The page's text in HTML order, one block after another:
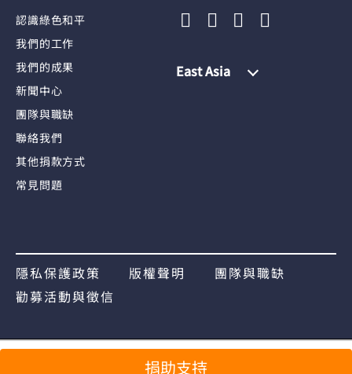
認識綠色和平
我們的工作
我們的成果
新聞中心
團隊與職缺
聯絡我們
其他捐款方式
常見問題
East Asia
隱私保護政策 版權聲明
團隊與職缺
勸募活動與徵信
捐助支持